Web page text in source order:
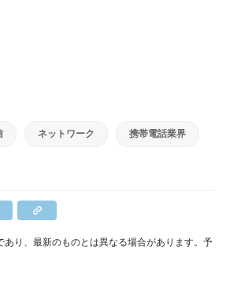
ネットワーク 携帯電話業界
り、最新のものとは異なる場合があります。予